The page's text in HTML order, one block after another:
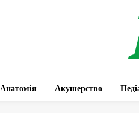
Анатомія Акушерство